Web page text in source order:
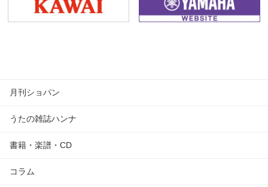
月刊ショパン
うたの雑誌ハンナ
書籍・楽譜・CD
コラム